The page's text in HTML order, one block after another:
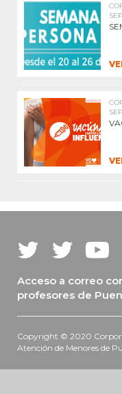
Acceso a correo
profesores de
Copyright © 2020
Atención de Menores de